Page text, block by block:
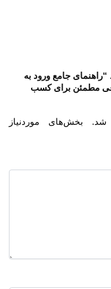
جامع ورود به
مطمئن برای کسب
شد.
بخش‌های موردنیاز